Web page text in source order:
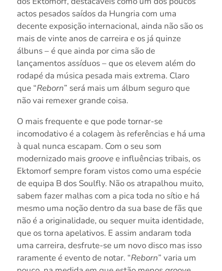
actos pesados saídos da Hungria com uma
decente exposição internacional, ainda não são os
mais de vinte anos de carreira e os já quinze
álbuns – é que ainda por cima são de
lançamentos assíduos – que os elevem além do
rodapé da música pesada mais extrema. Claro
que “Reborn” será mais um álbum seguro que
não vai remexer grande coisa.
O mais frequente e que pode tornar-se
incomodativo é a colagem às referências e há uma
à qual nunca escapam. Com o seu som
modernizado maisgroovee influências tribais, os
Ektomorf sempre foram vistos como uma espécie
de equipa B dos Soulfly. Não os atrapalhou muito,
sabem fazer malhas com a pica toda no sítio e há
mesmo uma noção dentro da sua base de fãs que
não é a originalidade, ou sequer muita identidade,
que os torna apelativos. E assim andaram toda
uma carreira, desfrute-se um novo disco mas isso
raramente é evento de notar. “Reborn” varia um